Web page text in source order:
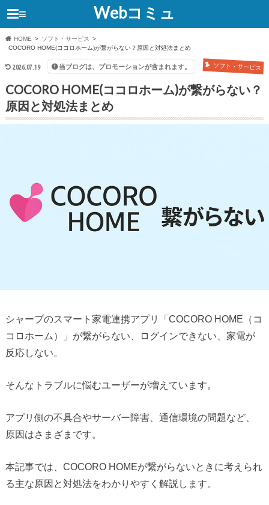
Webコミュ
≡
HOME
ソフト・サービス
COCORO HOME(ココロホーム)が繋がらない？原因と対処法まとめ
2026.07.19 ソフト・サービス
当ブログは、プロモーションが含まれます。
COCORO HOME(ココロホーム)が繋がらない？
原因と対処法まとめ
シャープのスマート家電連携アプリ「COCORO HOME（コ
コロホーム）」が繋がらない、ログインできない、家電が
反応しない。
そんなトラブルに悩むユーザーが増えています。
アプリ側の不具合やサーバー障害、通信環境の問題など、
原因はさまざまです。
本記事では、COCORO HOMEが繋がらないときに考えられ
る主な原因と対処法をわかりやすく解説します。